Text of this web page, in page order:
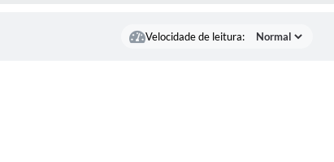
Velocidade de leitura: